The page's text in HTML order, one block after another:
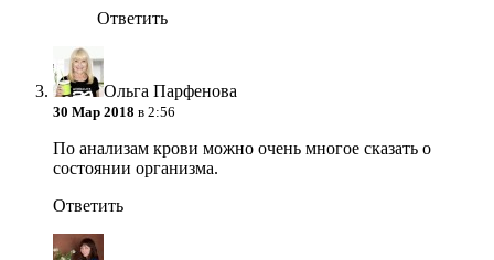
Ответить
Ольга Парфенова
30 Мар 2018 в 2:56
По анализам крови можно очень многое сказать о
состоянии организма.
Ответить